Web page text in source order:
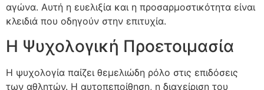
αγώνα. Αυτή η ευελιξία και η προσαρμοστικότητα είναι
κλειδιά που οδηγούν στην επιτυχία.
Η Ψυχολογική Προετοιμασία
Η ψυχολογία παίζει θεμελιώδη ρόλο στις επιδόσεις
των αθλητών. Η αυτοπεποίθηση, η διαχείριση του